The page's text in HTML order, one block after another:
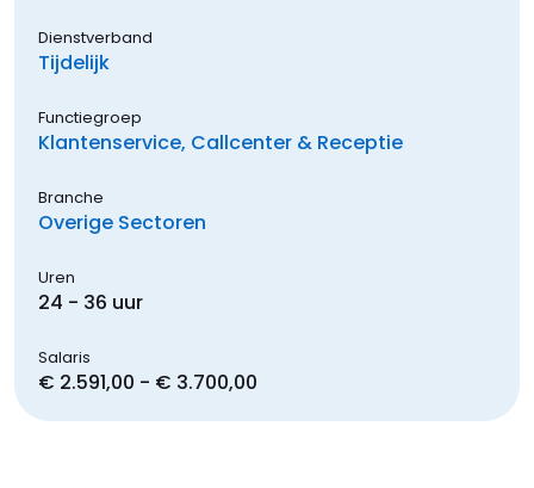
Dienstverband
Tijdelijk
Functiegroep
Klantenservice, Callcenter & Receptie
Branche
Overige Sectoren
Uren
24 - 36 uur
Salaris
€ 2.591,00 - € 3.700,00